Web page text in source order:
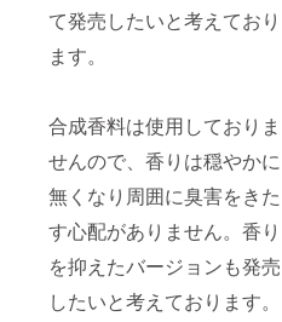
て発売したいと考えており
ます。
合成香料は使用しておりま
せんので、香りは穏やかに
無くなり周囲に臭害をきた
す心配がありません。香り
を抑えたバージョンも発売
したいと考えております。